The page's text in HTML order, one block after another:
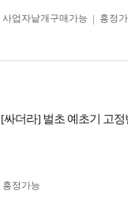
사업자 낱개구매가능 흥정
[싸더라] 벌초 예초기 고
흥정가능